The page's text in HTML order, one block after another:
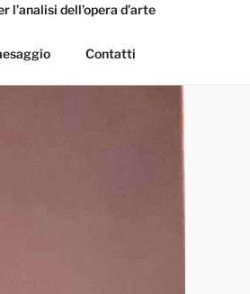
l’analisi dell’opera d’arte
Contatti